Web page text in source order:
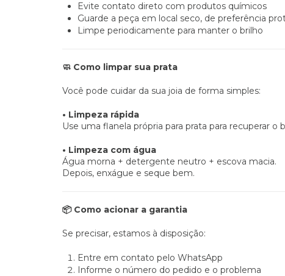
Evite contato direto com produtos químicos
Guarde a peça em local seco, de preferência
Limpe periodicamente para manter o brilho
🧼 Como limpar sua prata
Você pode cuidar da sua joia de forma simples:
• Limpeza rápida
Use uma flanela própria para prata para recuperar o
• Limpeza com água
Água morna + detergente neutro + escova macia.
Depois, enxágue e seque bem.
📦Como acionar a garantia
Se precisar, estamos à disposição:
Entre em contato pelo WhatsApp
Informe o número do pedido e o problema